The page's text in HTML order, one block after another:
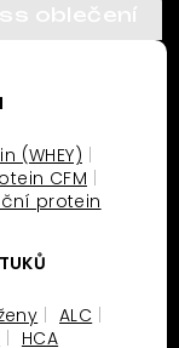
oblečení
(WHEY)
CFM
protein
ALC
HCA